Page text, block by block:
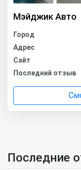
Мэйджик Авто
Город
Адрес
Сайт
Последний отзыв
Последние